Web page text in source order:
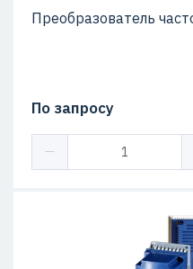
Преобразователь
По запросу